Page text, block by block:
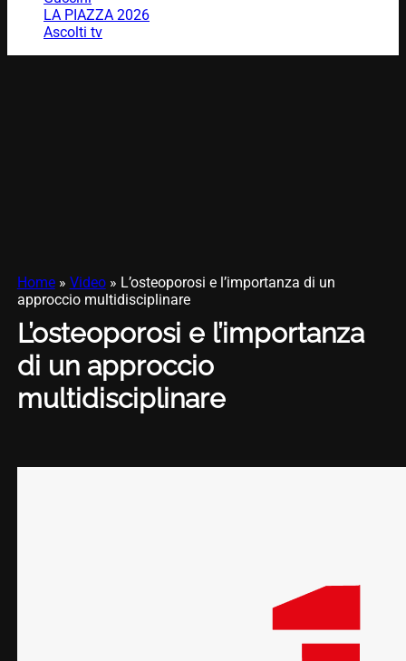
LA PIAZZA 2026
Ascolti tv
Home» Video» L’osteoporosi e l’importanza di un
approccio multidisciplinare
L’osteoporosi e l’importanza
di un approccio
multidisciplinare